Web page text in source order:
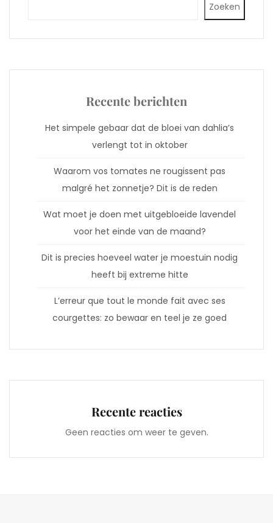
Zoeken
Recente berichten
Het simpele gebaar dat de bloei van dahlia’s
verlengt tot in oktober
Waarom vos tomates ne rougissent pas
malgré het zonnetje? Dit is de reden
Wat moet je doen met uitgebloeide lavendel
voor het einde van de maand?
Dit is precies hoeveel water je moestuin nodig
heeft bij extreme hitte
L’erreur que tout le monde fait avec ses
courgettes: zo bewaar en teel je ze goed
Recente reacties
Geen reacties om weer te geven.